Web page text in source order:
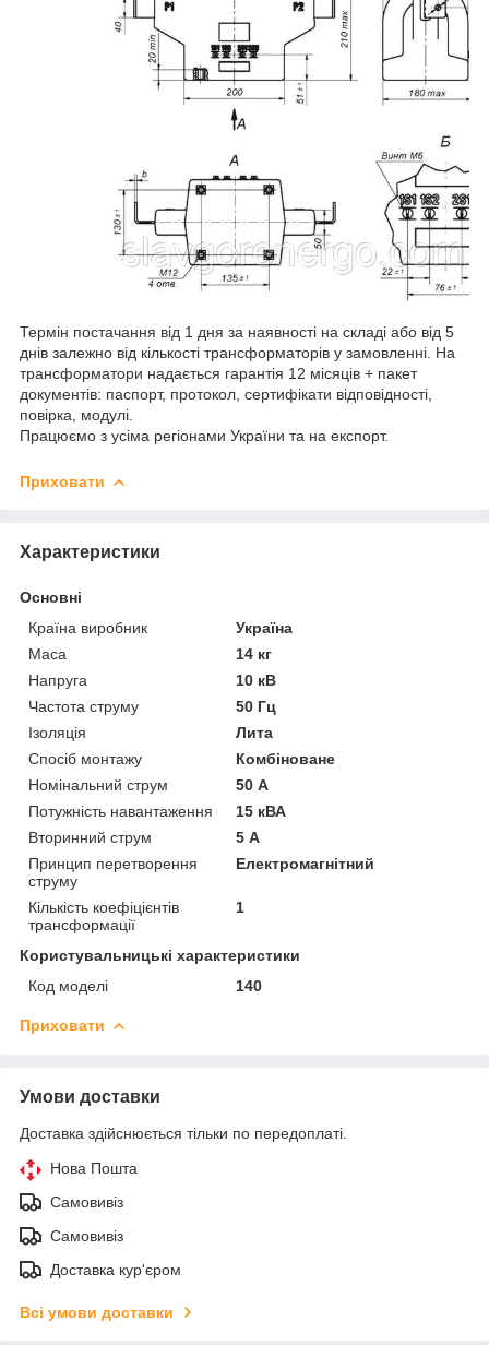
Термін постачання від 1 дня за наявності на складі або від 5
днів залежно від кількості трансформаторів у замовленні. На
трансформатори надається гарантія 12 місяців + пакет
документів: паспорт, протокол, сертифікати відповідності,
повірка, модулі.
Працюємо з усіма регіонами України та на експорт.
Приховати
Характеристики
Основні
Країна виробник
Україна
Маса
14 кг
Напруга
10 кВ
Частота струму
50 Гц
Ізоляція
Лита
Спосіб монтажу
Комбіноване
Номінальний струм
50 А
Потужність навантаження
15 кВА
Вторинний струм
5 А
Принцип перетворення
струму
Електромагнітний
Кількість коефіцієнтів
трансформації
1
Користувальницькі характеристики
Код моделі
140
Приховати
Умови доставки
Доставка здійснюється тільки по передоплаті.
Нова Пошта
Самовивіз
Самовивіз
Доставка кур'єром
Всі умови доставки